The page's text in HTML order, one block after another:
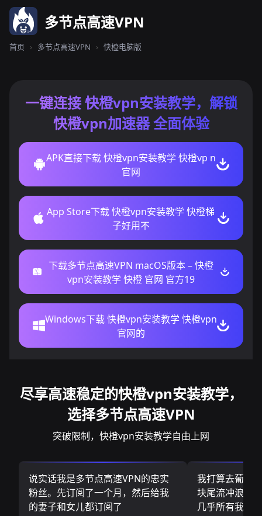
多节点高速VPN
首页 › 多节点高速VPN › 快橙电脑版
一键连接 快橙vpn安装教学，解锁
快橙vpn加速器 全面体验
APK直接下载 快橙vpn安装教学 快橙vp n
官网
App Store下载 快橙vpn安装教学 快橙梯
子好用不
下载多节点高速VPN macOS版本 – 快橙
vpn安装教学 快橙 官网 官方19
Windows下载 快橙vpn安装教学 快橙vpn
官网的
尽享高速稳定的快橙vpn安装教学，
选择多节点高速VPN
突破限制，快橙vpn安装教学自由上网
说实话我是多节点高速VPN的忠实
粉丝。先订阅了一个月，然后给我
的妻子和女儿都订阅了
我打算去葡萄
块尾流冲浪板
几乎所有我需